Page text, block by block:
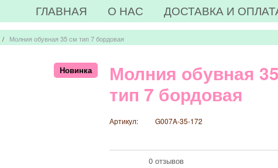
ГЛАВНАЯ О НАС ДОСТАВКА И
/ Молния обувная 35 см тип 7 бордовая
Новинка
Молния обувная
тип 7 бордовая
Артикул: G007A-35-172
0 отзывов